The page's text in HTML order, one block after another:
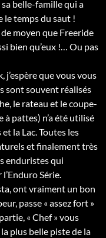
belle-famille qui a
le temps du saut !
moyen que Freeride
bien qu’eux !… Ou pas
j’espère que vous vous
sont souvent réalisés
le rateau et le coupe-
pattes) n’a été utilisé
la Lac. Toutes les
et finalement très
enduristes qui
Série.
ont vraiment un bon
passe « assez fort »
« Chef » vous
plus belle piste de la